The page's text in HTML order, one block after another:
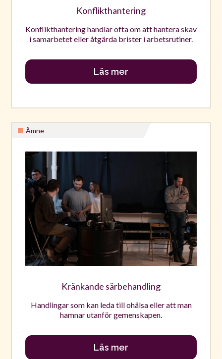
Konflikthantering
Konflikthantering handlar ofta om att hantera skav
i samarbetet eller åtgärda brister i arbetsrutiner.
Läs mer
Ämne
Kränkande särbehandling
Handlingar som kan leda till ohälsa eller att man
hamnar utanför gemenskapen.
Läs mer